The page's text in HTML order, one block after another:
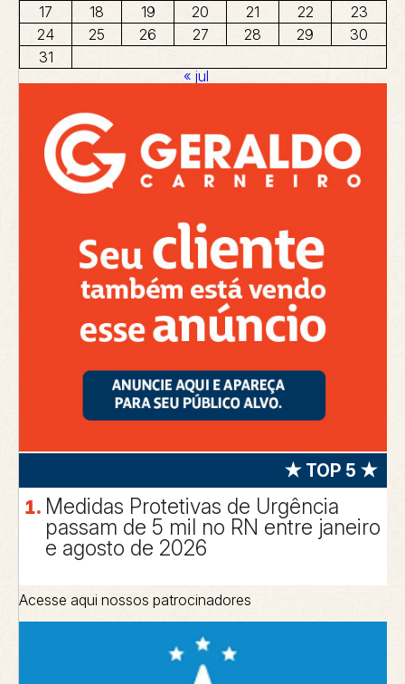
17
18 19 20 21 22
23
24
25 26 27 28 29
30
31
« jul
★ TOP 5 ★
Medidas Protetivas de Urgência
passam de 5 mil no RN entre janeiro
e agosto de 2026
Acesse aqui nossos patrocinadores